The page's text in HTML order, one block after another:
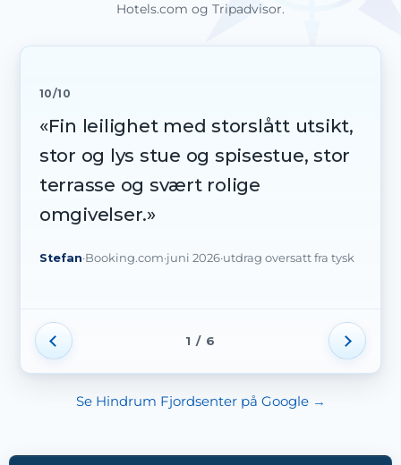
Hotels.com og Tripadvisor.
10/10
«Fin leilighet med storslått utsikt,
stor og lys stue og spisestue, stor
terrasse og svært rolige
omgivelser.»
Stefan·Booking.com·juni 2026·utdrag oversatt fra tysk
1 / 6
Se Hindrum Fjordsenter på Google